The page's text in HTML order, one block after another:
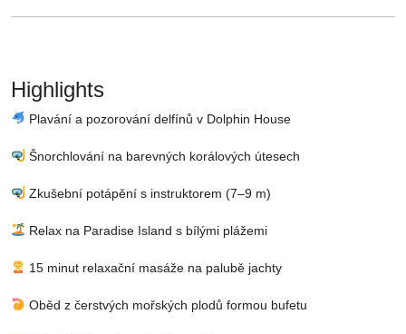
Highlights
Plavání a pozorování delfínů v Dolphin House
Šnorchlování na barevných korálových útesech
Zkušební potápění s instruktorem (7–9 m)
Relax na Paradise Island s bílými plážemi
15 minut relaxační masáže na palubě jachty
Oběd z čerstvých mořských plodů formou bufetu